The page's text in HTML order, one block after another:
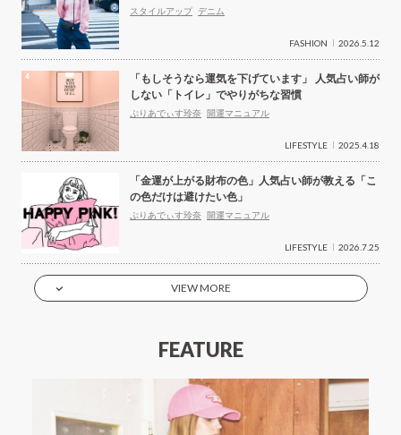
スタイルアップ デニム
FASHION 2026.5.12
「もしそうなら運気を下げています」 人気占い師が
しない「トイレ」でやりがちな習慣
ぷりあでぃす玲奈 開運マニュアル
LIFESTYLE 2025.4.18
「金運が上がる財布の色」人気占い師が教える「こ
の色だけは避けたい色」
ぷりあでぃす玲奈 開運マニュアル
LIFESTYLE 2026.7.25
VIEW MORE
FEATURE